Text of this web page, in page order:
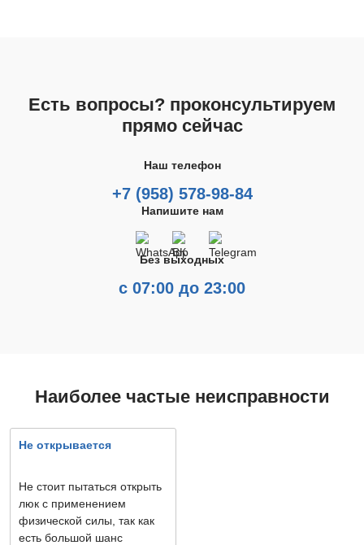
Есть вопросы? проконсультируем
прямо сейчас
Наш телефон
+7 (958) 578-98-84
Напишите нам
Без выходных
с 07:00 до 23:00
Наиболее частые неисправности
Не открывается
Не стоит пытаться открыть
люк с применением
физической силы, так как
есть большой шанс